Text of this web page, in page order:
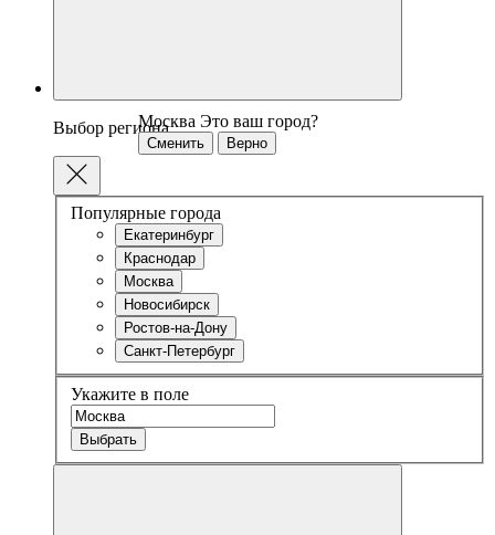
Выбор региона
Популярные города
Екатеринбург
Краснодар
Москва
Новосибирск
Ростов-на-Дону
Санкт-Петербург
Укажите в поле
Выбрать
Москва Это ваш город?
Сменить Верно